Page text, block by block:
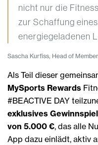
nicht nur die
zur Schaffung
energiegeladenen
Sascha Kurfiss, Head of
Als Teil dieser
MySports Rewards
#BEACTIVE DAY
exklusives
von 5.000 €, das alle
App dazu einlädt, aktiv